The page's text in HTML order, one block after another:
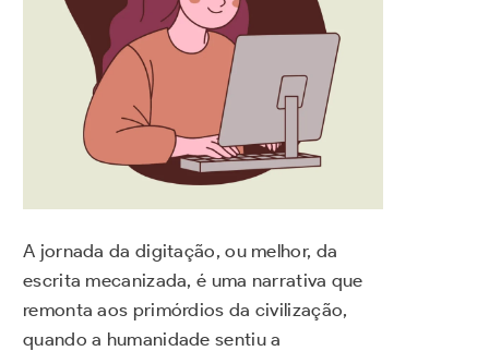
A jornada da digitação, ou melhor, da
escrita mecanizada, é uma narrativa que
remonta aos primórdios da civilização,
quando a humanidade sentiu a